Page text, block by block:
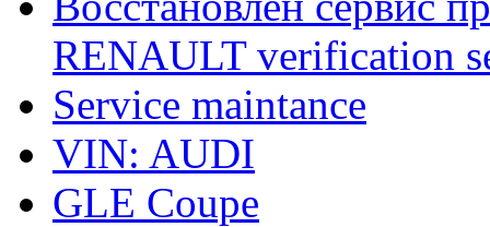
RENAULT verification
Service maintance
VIN: AUDI
GLE Coupe